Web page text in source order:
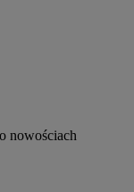
nowościach